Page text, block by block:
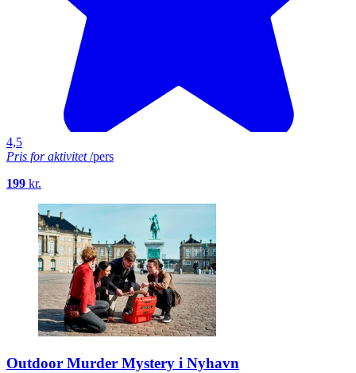
4,5
Pris for aktivitet/pers
199 kr.
Outdoor Murder Mystery i Nyhavn